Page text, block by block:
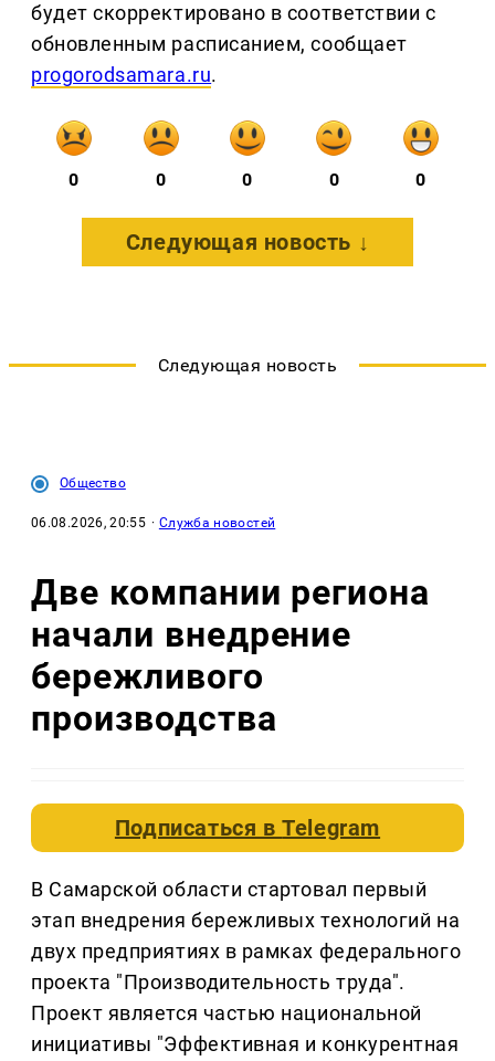
будет скорректировано в соответствии с
обновленным расписанием, сообщает
progorodsamara.ru.
0 0 0 0 0
Следующая новость ↓
Следующая новость
Общество
06.08.2026, 20:55 · Служба новостей
Две компании региона
начали внедрение
бережливого
производства
Подписаться вTelegram
В Самарской области стартовал первый
этап внедрения бережливых технологий на
двух предприятиях в рамках федерального
проекта "Производительность труда".
Проект является частью национальной
инициативы "Эффективная и конкурентная